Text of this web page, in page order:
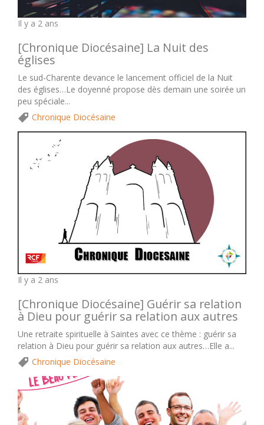
Il y a 2 ans
[Chronique Diocésaine] La Nuit des
églises
Le sud-Charente devance le lancement officiel de la Nuit
des églises…Le doyenné propose dès demain une soirée un
peu spéciale...
Chronique Diocésaine
Il y a 2 ans
[Chronique Diocésaine] Guérir sa relation
à Dieu pour guérir sa relation aux autres
Une retraite spirituelle à Saintes avec ce thème : guérir sa
relation à Dieu pour guérir sa relation aux autres…Elle a...
Chronique Diocésaine